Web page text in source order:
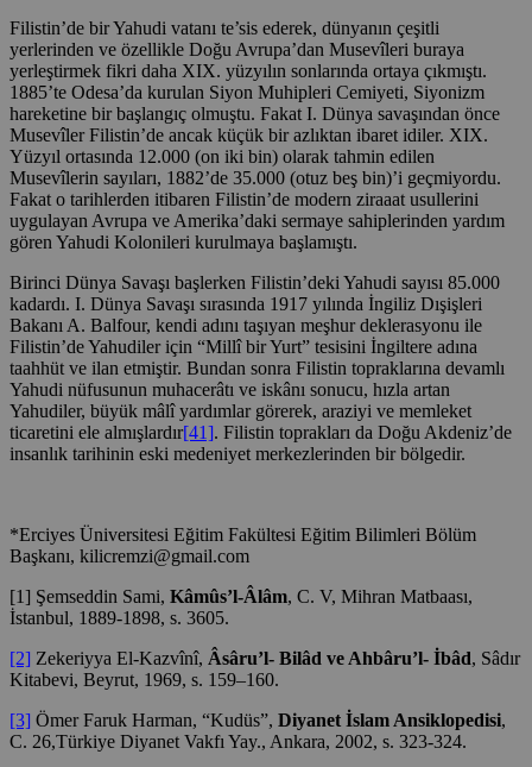
Filistin’de bir Yahudi vatanı te’sis ederek, dünyanın çeşitli
yerlerinden ve özellikle Doğu Avrupa’dan Musevîleri buraya
yerleştirmek fikri daha XIX. yüzyılın sonlarında ortaya çıkmıştı.
1885’te Odesa’da kurulan Siyon Muhipleri Cemiyeti, Siyonizm
hareketine bir başlangıç olmuştu. Fakat I. Dünya savaşından önce
Musevîler Filistin’de ancak küçük bir azlıktan ibaret idiler. XIX.
Yüzyıl ortasında 12.000 (on iki bin) olarak tahmin edilen
Musevîlerin sayıları, 1882’de 35.000 (otuz beş bin)’i geçmiyordu.
Fakat o tarihlerden itibaren Filistin’de modern ziraaat usullerini
uygulayan Avrupa ve Amerika’daki sermaye sahiplerinden yardım
gören Yahudi Kolonileri kurulmaya başlamıştı.
Birinci Dünya Savaşı başlerken Filistin’deki Yahudi sayısı 85.000
kadardı. I. Dünya Savaşı sırasında 1917 yılında İngiliz Dışişleri
Bakanı A. Balfour, kendi adını taşıyan meşhur deklerasyonu ile
Filistin’de Yahudiler için “Millî bir Yurt” tesisini İngiltere adına
taahhüt ve ilan etmiştir. Bundan sonra Filistin topraklarına devamlı
Yahudi nüfusunun muhacerâtı ve iskânı sonucu, hızla artan
Yahudiler, büyük mâlî yardımlar görerek, araziyi ve memleket
ticaretini ele almışlardır[41]. Filistin toprakları da Doğu Akdeniz’de
insanlık tarihinin eski medeniyet merkezlerinden bir bölgedir.
*Erciyes Üniversitesi Eğitim Fakültesi Eğitim Bilimleri Bölüm
Başkanı, kilicremzi@gmail.com
[1] Şemseddin Sami, Kâmûs’l-Âlâm, C. V, Mihran Matbaası,
İstanbul, 1889-1898, s. 3605.
[2] Zekeriyya El-Kazvînî, Âsâru’l- Bilâd ve Ahbâru’l- İbâd, Sâdır
Kitabevi, Beyrut, 1969, s. 159–160.
[3] Ömer Faruk Harman, “Kudüs”, Diyanet İslam Ansiklopedisi,
C. 26,Türkiye Diyanet Vakfı Yay., Ankara, 2002, s. 323-324.